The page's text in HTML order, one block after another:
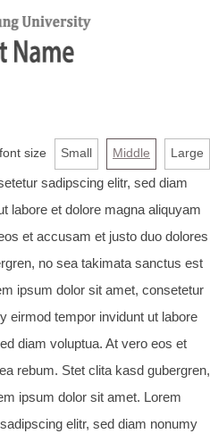
size Small Middle Large
sadipscing elitr, sed diam
labore et dolore magna aliquyam
et accusam et justo duo dolores
no sea takimata sanctus est
ipsum dolor sit amet, consetetur
eirmod tempor invidunt ut labore
diam voluptua. At vero eos et
rebum. Stet clita kasd gubergren,
ipsum dolor sit amet. Lorem
elitr, sed diam nonumy